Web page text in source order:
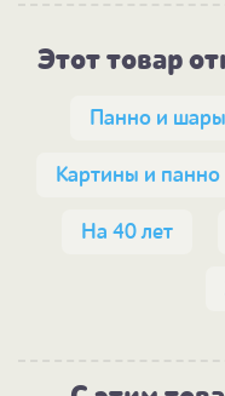
Этот товар
Панно и шары
Картины и панно
На 40 лет